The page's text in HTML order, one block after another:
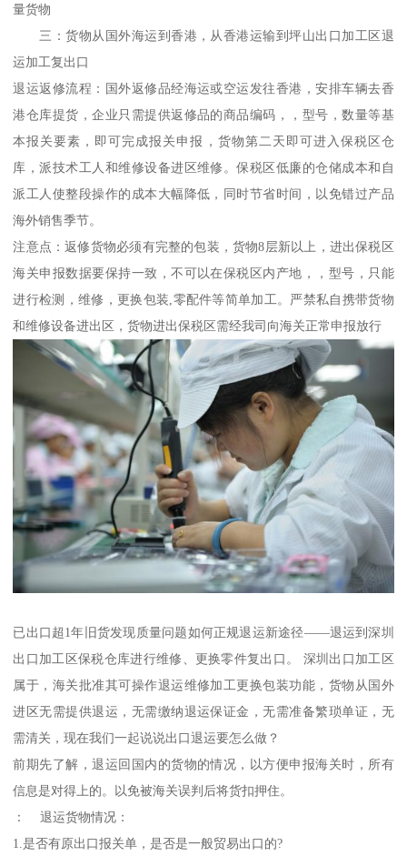
量货物
三：货物从国外海运到香港，从香港运输到坪山出口加工区退
运加工复出口
退运返修流程：国外返修品经海运或空运发往香港，安排车辆去香
港仓库提货，企业只需提供返修品的商品编码，，型号，数量等基
本报关要素，即可完成报关申报，货物第二天即可进入保税区仓
库，派技术工人和维修设备进区维修。保税区低廉的仓储成本和自
派工人使整段操作的成本大幅降低，同时节省时间，以免错过产品
海外销售季节。
注意点：返修货物必须有完整的包装，货物8层新以上，进出保税区
海关申报数据要保持一致，不可以在保税区内产地，，型号，只能
进行检测，维修，更换包装,零配件等简单加工。严禁私自携带货物
和维修设备进出区，货物进出保税区需经我司向海关正常申报放行
已出口超1年旧货发现质量问题如何正规退运新途径——退运到深圳
出口加工区保税仓库进行维修、更换零件复出口。 深圳出口加工区
属于，海关批准其可操作退运维修加工更换包装功能，货物从国外
进区无需提供退运，无需缴纳退运保证金，无需准备繁琐单证，无
需清关，现在我们一起说说出口退运要怎么做？
前期先了解，退运回国内的货物的情况，以方便申报海关时，所有
信息是对得上的。以免被海关误判后将货扣押住。
： 退运货物情况：
1.是否有原出口报关单，是否是一般贸易出口的?